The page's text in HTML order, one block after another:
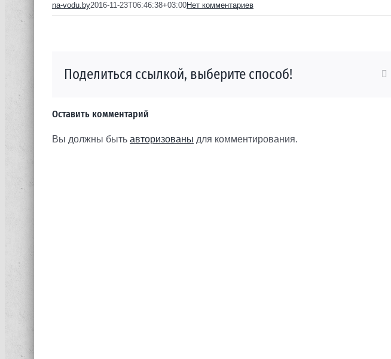
na-vodu.by2016-11-23T06:46:38+03:00Нет комментариев
Поделиться ссылкой, выберите способ!
Оставить комментарий
Вы должны быть авторизованы для комментирования.